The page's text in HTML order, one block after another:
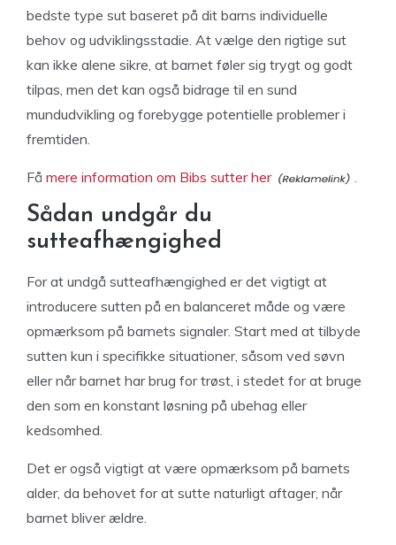
bedste type sut baseret på dit barns individuelle
behov og udviklingsstadie. At vælge den rigtige sut
kan ikke alene sikre, at barnet føler sig trygt og godt
tilpas, men det kan også bidrage til en sund
mundudvikling og forebygge potentielle problemer i
fremtiden.
Få mere information om Bibs sutter her
Sådan undgår du
sutteafhængighed
For at undgå sutteafhængighed er det vigtigt at
introducere sutten på en balanceret måde og være
opmærksom på barnets signaler. Start med at tilbyde
sutten kun i specifikke situationer, såsom ved søvn
eller når barnet har brug for trøst, i stedet for at bruge
den som en konstant løsning på ubehag eller
kedsomhed.
Det er også vigtigt at være opmærksom på barnets
alder, da behovet for at sutte naturligt aftager, når
barnet bliver ældre.